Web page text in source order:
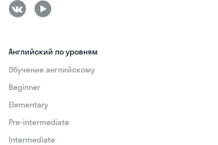
Английский по уровням
Обучение английскому
Beginner
Elementary
Pre-intermediate
Intermediate